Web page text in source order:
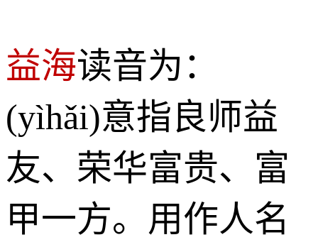
益海读音为：
(yìhǎi)意指良师益
友、荣华富贵、富
甲一方。用作人名